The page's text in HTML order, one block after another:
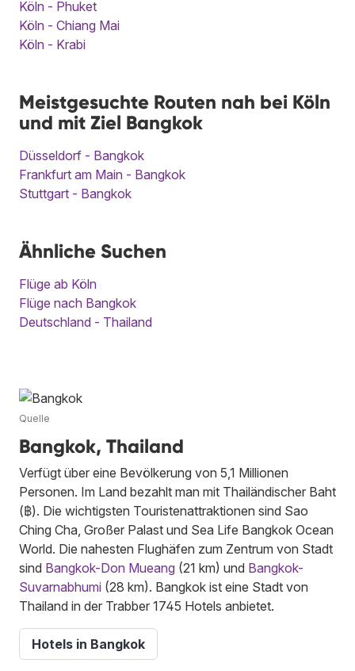
Köln - Phuket
Köln - Chiang Mai
Köln - Krabi
Meistgesuchte Routen nah bei Köln
und mit Ziel Bangkok
Düsseldorf - Bangkok
Frankfurt am Main - Bangkok
Stuttgart - Bangkok
Ähnliche Suchen
Flüge ab Köln
Flüge nach Bangkok
Deutschland - Thailand
Quelle
Bangkok, Thailand
Verfügt über eine Bevölkerung von 5,1 Millionen
Personen. Im Land bezahlt man mit Thailändischer Baht
(฿). Die wichtigsten Touristenattraktionen sind Sao
Ching Cha, Großer Palast und Sea Life Bangkok Ocean
World. Die nahesten Flughäfen zum Zentrum von Stadt
sind Bangkok-Don Mueang (21 km) und Bangkok-
Suvarnabhumi (28 km). Bangkok ist eine Stadt von
Thailand in der Trabber 1745 Hotels anbietet.
Hotels in Bangkok